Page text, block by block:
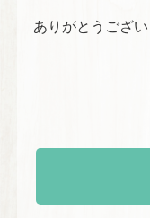
ありがとうござい